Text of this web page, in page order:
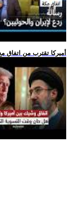
.. أميركا تقترب من